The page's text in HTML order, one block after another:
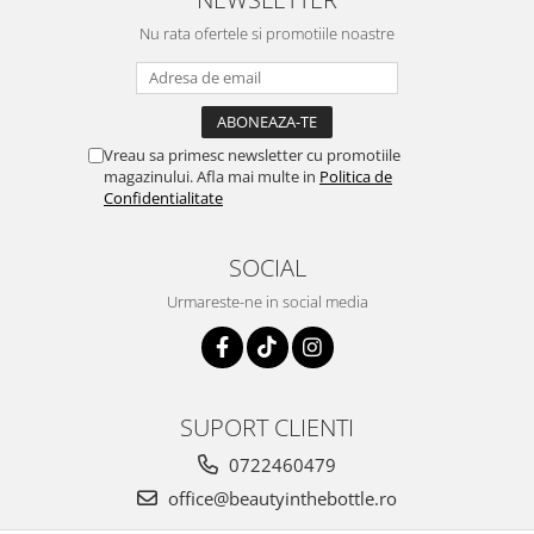
Nu rata ofertele si promotiile noastre
Vreau sa primesc newsletter cu promotiile
magazinului. Afla mai multe in Politica de
Confidentialitate
SOCIAL
Urmareste-ne in social media
SUPORT CLIENTI
0722460479
office@beautyinthebottle.ro